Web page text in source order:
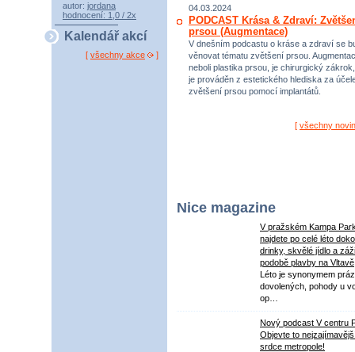
autor: jordana
hodnocení: 1,0 / 2x
Kalendář akcí
[ všechny akce ]
04.03.2024
PODCAST Krása & Zdraví:
prsou (Augmentace)
V dnešním podcastu o kráse a zdraví se
věnovat tématu zvětšení prsou.
neboli plastika prsou, je chirurgický
je prováděn z estetického hlediska za
zvětšení prsou pomocí implantátů.
[ všechny
Nice magazine
V pražském Kampa
najdete po celé léto
drinky, skvělé jídlo a
podobě plavby na Vltavě
Léto je synonymem
dovolených, pohody u
op…
Nový podcast V centru
Objevte to
srdce metropole!